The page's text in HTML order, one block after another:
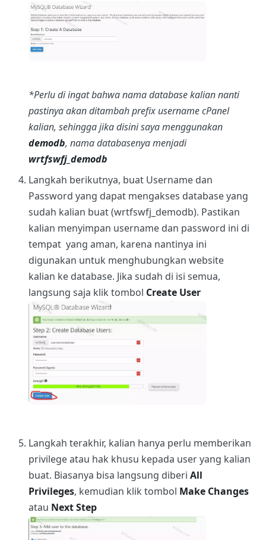
*Perlu di ingat bahwa nama database kalian nanti
pastinya akan ditambah prefix username cPanel
kalian, sehingga jika disini saya menggunakan
demodb, nama databasenya menjadi
wrtfswfj_demodb
Langkah berikutnya, buat Username dan
Password yang dapat mengakses database yang
sudah kalian buat (wrtfswfj_demodb). Pastikan
kalian menyimpan username dan password ini di
tempat yang aman, karena nantinya ini
digunakan untuk menghubungkan website
kalian ke database. Jika sudah di isi semua,
langsung saja klik tombol Create User
Langkah terakhir, kalian hanya perlu memberikan
privilege atau hak khusu kepada user yang kalian
buat. Biasanya bisa langsung diberi All
Privileges, kemudian klik tombol Make Changes
atau Next Step